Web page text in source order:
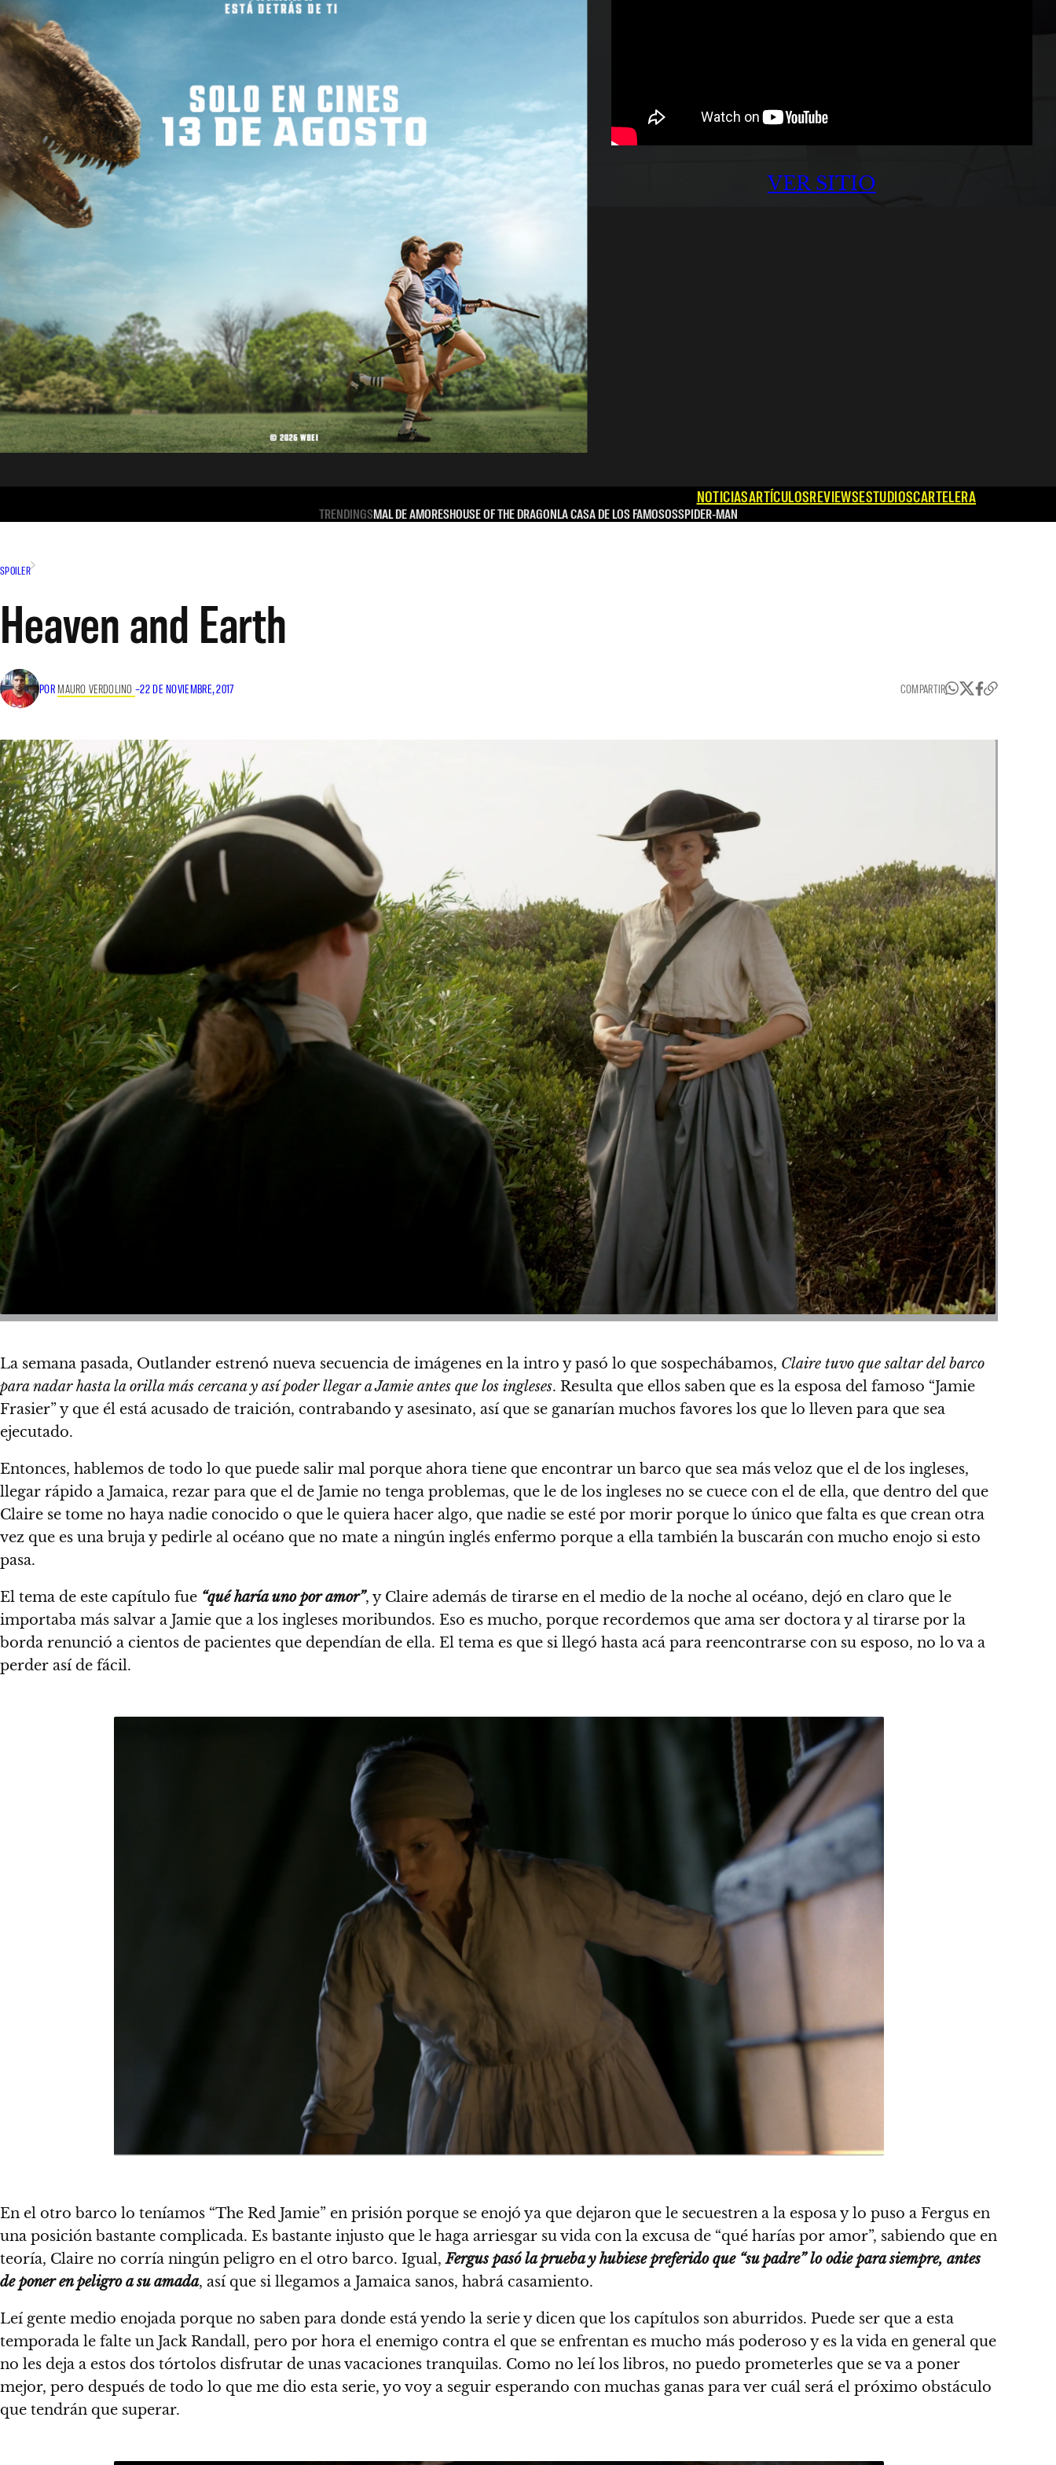
VER SITIO
NOTICIASARTÍCULOSREVIEWSESTUDIOSCARTELERA
TRENDINGSMAL DE AMORESHOUSE OF THE DRAGONLA CASA DE LOS FAMOSOSSPIDER-MAN
SPOILER
Heaven and Earth
POR MAURO VERDOLINO–22 DE NOVIEMBRE, 2017 COMPARTIR
La semana pasada, Outlander estrenó nueva secuencia de imágenes en la intro y pasó lo que sospechábamos, Claire tuvo que saltar del barco
para nadar hasta la orilla más cercana y así poder llegar a Jamie antes que los ingleses. Resulta que ellos saben que es la esposa del famoso “Jamie
Frasier” y que él está acusado de traición, contrabando y asesinato, así que se ganarían muchos favores los que lo lleven para que sea
ejecutado.
Entonces, hablemos de todo lo que puede salir mal porque ahora tiene que encontrar un barco que sea más veloz que el de los ingleses,
llegar rápido a Jamaica, rezar para que el de Jamie no tenga problemas, que le de los ingleses no se cuece con el de ella, que dentro del que
Claire se tome no haya nadie conocido o que le quiera hacer algo, que nadie se esté por morir porque lo único que falta es que crean otra
vez que es una bruja y pedirle al océano que no mate a ningún inglés enfermo porque a ella también la buscarán con mucho enojo si esto
pasa.
El tema de este capítulo fue “qué haría uno por amor”, y Claire además de tirarse en el medio de la noche al océano, dejó en claro que le
importaba más salvar a Jamie que a los ingleses moribundos. Eso es mucho, porque recordemos que ama ser doctora y al tirarse por la
borda renunció a cientos de pacientes que dependían de ella. El tema es que si llegó hasta acá para reencontrarse con su esposo, no lo va a
perder así de fácil.
En el otro barco lo teníamos “The Red Jamie” en prisión porque se enojó ya que dejaron que le secuestren a la esposa y lo puso a Fergus en
una posición bastante complicada. Es bastante injusto que le haga arriesgar su vida con la excusa de “qué harías por amor”, sabiendo que en
teoría, Claire no corría ningún peligro en el otro barco. Igual,Fergus pasó la prueba y hubiese preferido que “su padre” lo odie para siempre, antes
de poner en peligro a su amada, así que si llegamos a Jamaica sanos, habrá casamiento.
Leí gente medio enojada porque no saben para donde está yendo la serie y dicen que los capítulos son aburridos. Puede ser que a esta
temporada le falte un Jack Randall, pero por hora el enemigo contra el que se enfrentan es mucho más poderoso y es la vida en general que
no les deja a estos dos tórtolos disfrutar de unas vacaciones tranquilas. Como no leí los libros, no puedo prometerles que se va a poner
mejor, pero después de todo lo que me dio esta serie, yo voy a seguir esperando con muchas ganas para ver cuál será el próximo obstáculo
que tendrán que superar.